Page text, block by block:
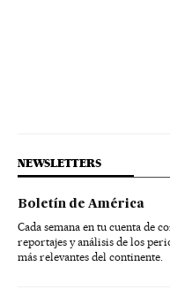
NEWSLETTERS
Boletín de América
Cada semana en tu cuenta de
reportajes y análisis de los
más relevantes del continente.